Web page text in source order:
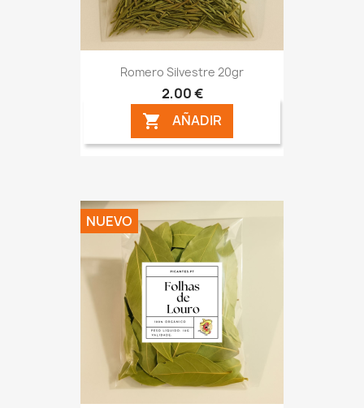
Romero Silvestre 20gr
2,00 €
 AÑADIR
NUEVO